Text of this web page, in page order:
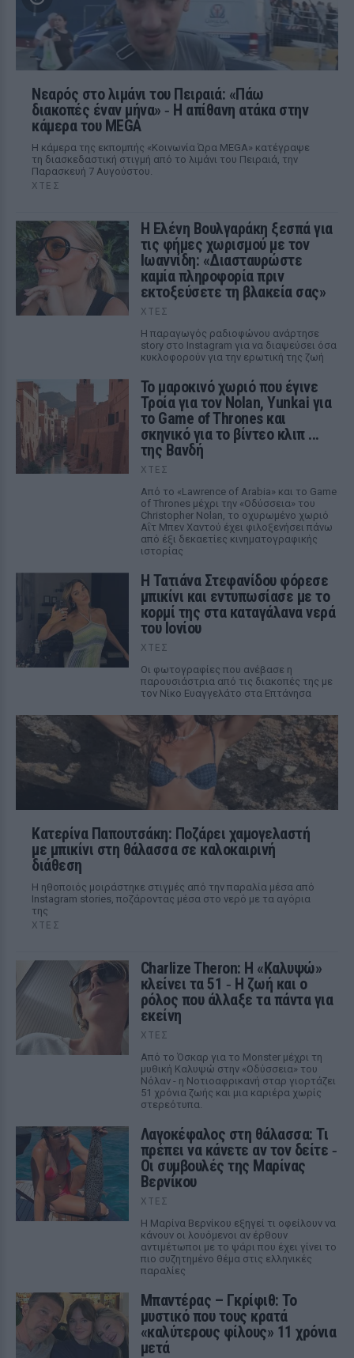
Νεαρός στο λιμάνι του Πειραιά: «Πάω
διακοπές έναν μήνα» ‑ Η απίθανη ατάκα στην
κάμερα του MEGA
Η κάμερα της εκπομπής «Κοινωνία Ώρα MEGA» κατέγραψε
τη διασκεδαστική στιγμή από το λιμάνι του Πειραιά, την
Παρασκευή 7 Αυγούστου.
ΧΤΕΣ
Η Ελένη Βουλγαράκη ξεσπά για
τις φήμες χωρισμού με τον
Ιωαννίδη: «Διασταυρώστε
καμία πληροφορία πριν
εκτοξεύσετε τη βλακεία σας»
ΧΤΕΣ
Η παραγωγός ραδιοφώνου ανάρτησε
story στο Instagram για να διαψεύσει όσα
κυκλοφορούν για την ερωτική της ζωή
Το μαροκινό χωριό που έγινε
Τροία για τον Nolan, Yunkai για
το Game of Thrones και
σκηνικό για το βίντεο κλιπ ...
της Βανδή
ΧΤΕΣ
Από το «Lawrence of Arabia» και το Game
of Thrones μέχρι την «Οδύσσεια» του
Christopher Nolan, το οχυρωμένο χωριό
Αΐτ Μπεν Χαντού έχει φιλοξενήσει πάνω
από έξι δεκαετίες κινηματογραφικής
ιστορίας
Η Τατιάνα Στεφανίδου φόρεσε
μπικίνι και εντυπωσίασε με το
κορμί της στα καταγάλανα νερά
του Ιονίου
ΧΤΕΣ
Οι φωτογραφίες που ανέβασε η
παρουσιάστρια από τις διακοπές της με
τον Νίκο Ευαγγελάτο στα Επτάνησα
Κατερίνα Παπουτσάκη: Ποζάρει χαμογελαστή
με μπικίνι στη θάλασσα σε καλοκαιρινή
διάθεση
Η ηθοποιός μοιράστηκε στιγμές από την παραλία μέσα από
Instagram stories, ποζάροντας μέσα στο νερό με τα αγόρια
της
ΧΤΕΣ
Charlize Theron: Η «Καλυψώ»
κλείνει τα 51 ‑ H ζωή και ο
ρόλος που άλλαξε τα πάντα για
εκείνη
ΧΤΕΣ
Από το Όσκαρ για το Monster μέχρι τη
μυθική Καλυψώ στην «Οδύσσεια» του
Νόλαν - η Νοτιοαφρικανή σταρ γιορτάζει
51 χρόνια ζωής και μια καριέρα χωρίς
στερεότυπα.
Λαγοκέφαλος στη θάλασσα: Τι
πρέπει να κάνετε αν τον δείτε ‑
Οι συμβουλές της Μαρίνας
Βερνίκου
ΧΤΕΣ
Η Μαρίνα Βερνίκου εξηγεί τι οφείλουν να
κάνουν οι λουόμενοι αν έρθουν
αντιμέτωποι με το ψάρι που έχει γίνει το
πιο συζητημένο θέμα στις ελληνικές
παραλίες
Μπαντέρας – Γκρίφιθ: Το
μυστικό που τους κρατά
«καλύτερους φίλους» 11 χρόνια
μετά